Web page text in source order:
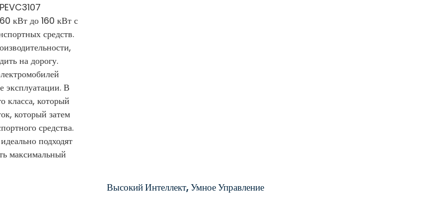
кВт до 160 кВт с
средств.
на дорогу.
эксплуатации. В
класса, который
который затем
средства.
подходят
максимальный
Высокий Интеллект, Умное Управление